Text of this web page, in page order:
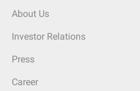
About Us
Investor Relations
Press
Career